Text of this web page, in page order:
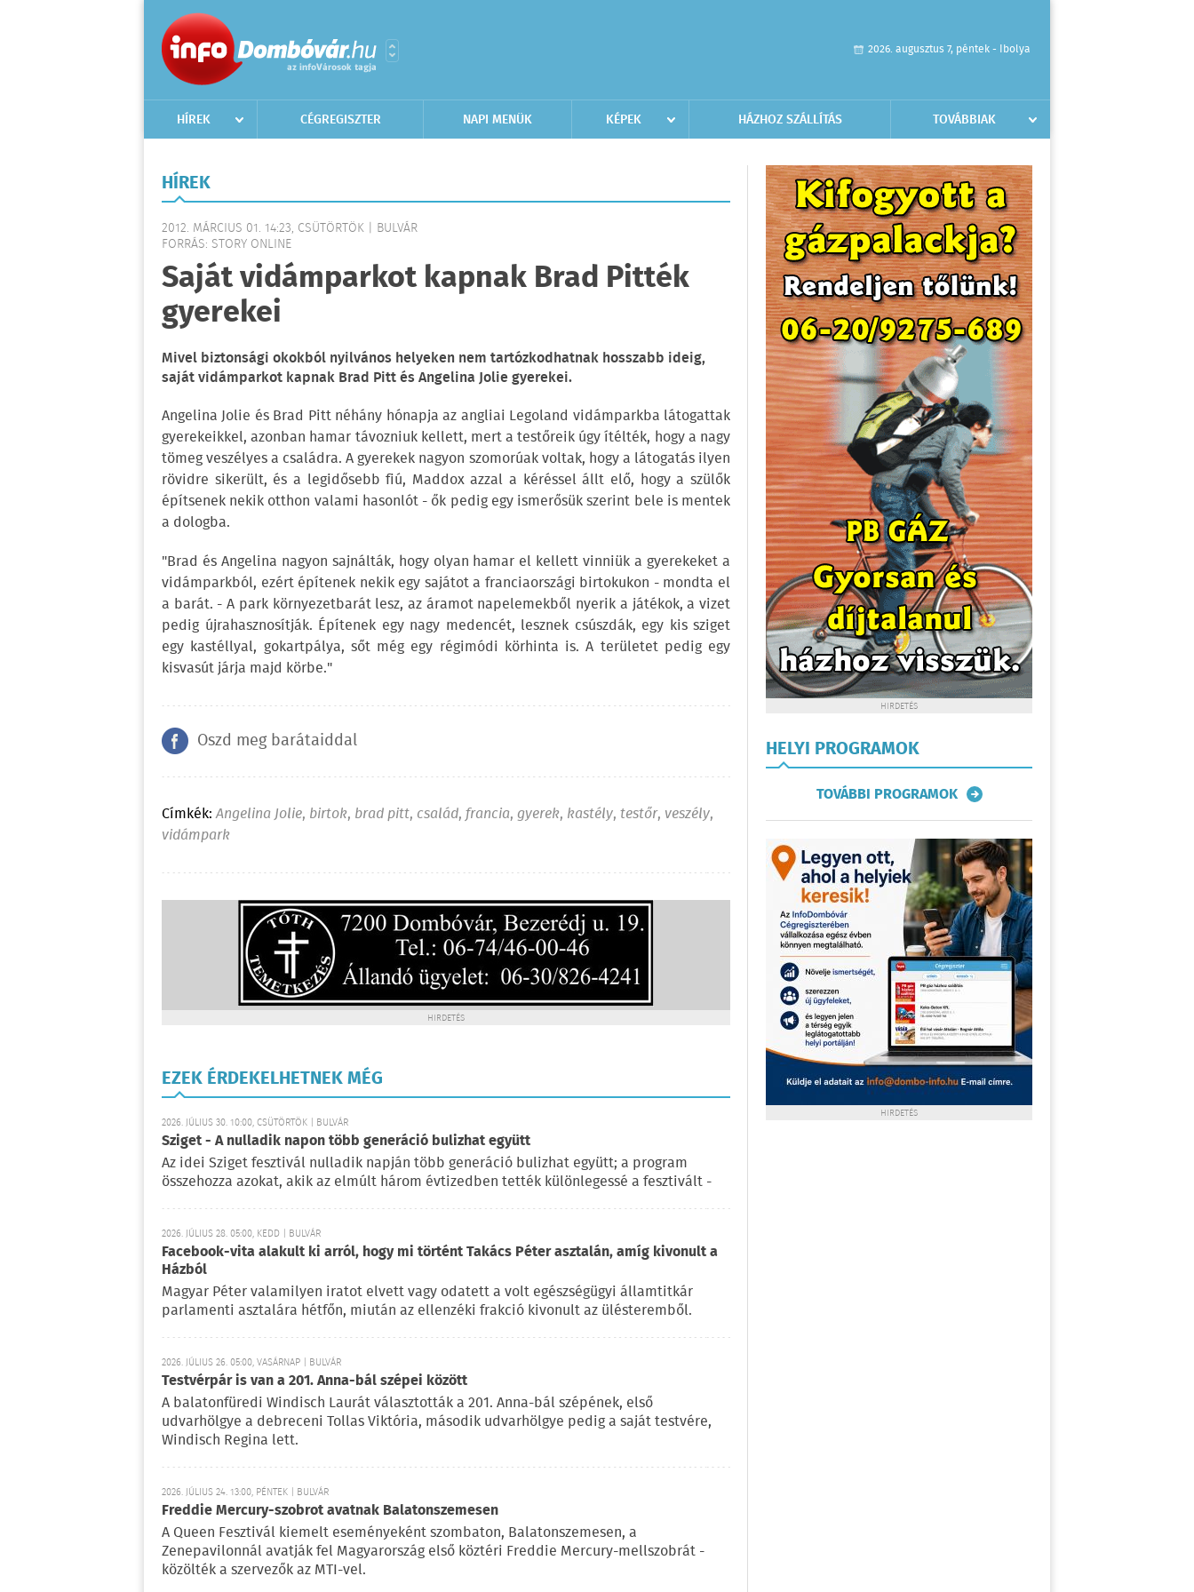
2026. augusztus 7, péntek - Ibolya
HÍREK CÉGREGISZTER NAPI MENÜK KÉPEK HÁZHOZ SZÁLLÍTÁS TOVÁBBIAK
HÍREK
2012. MÁRCIUS 01. 14:23, CSÜTÖRTÖK | BULVÁR
FORRÁS: STORY ONLINE
Saját vidámparkot kapnak Brad Pitték
gyerekei
Mivel biztonsági okokból nyilvános helyeken nem tartózkodhatnak hosszabb ideig,
saját vidámparkot kapnak Brad Pitt és Angelina Jolie gyerekei.
Angelina Jolie és Brad Pitt néhány hónapja az angliai Legoland vidámparkba látogattak
gyerekeikkel, azonban hamar távozniuk kellett, mert a testőreik úgy ítélték, hogy a nagy
tömeg veszélyes a családra. A gyerekek nagyon szomorúak voltak, hogy a látogatás ilyen
rövidre sikerült, és a legidősebb fiú, Maddox azzal a kéréssel állt elő, hogy a szülők
építsenek nekik otthon valami hasonlót - ők pedig egy ismerősük szerint bele is mentek
a dologba.
"Brad és Angelina nagyon sajnálták, hogy olyan hamar el kellett vinniük a gyerekeket a
vidámparkból, ezért építenek nekik egy sajátot a franciaországi birtokukon - mondta el
a barát. - A park környezetbarát lesz, az áramot napelemekből nyerik a játékok, a vizet
pedig újrahasznosítják. Építenek egy nagy medencét, lesznek csúszdák, egy kis sziget
egy kastéllyal, gokartpálya, sőt még egy régimódi körhinta is. A területet pedig egy
kisvasút járja majd körbe."
Oszd meg barátaiddal
Címkék: Angelina Jolie, birtok, brad pitt, család,francia, gyerek, kastély, testőr, veszély,
vidámpark
HIRDETÉS
EZEK ÉRDEKELHETNEK MÉG
2026. JÚLIUS 30. 10:00, CSÜTÖRTÖK | BULVÁR
Sziget - A nulladik napon több generáció bulizhat együtt
Az idei Sziget fesztivál nulladik napján több generáció bulizhat együtt; a program
összehozza azokat, akik az elmúlt három évtizedben tették különlegessé a fesztivált -
2026. JÚLIUS 28. 05:00, KEDD | BULVÁR
Facebook-vita alakult ki arról, hogy mi történt Takács Péter asztalán, amíg kivonult a
Házból
Magyar Péter valamilyen iratot elvett vagy odatett a volt egészségügyi államtitkár
parlamenti asztalára hétfőn, miután az ellenzéki frakció kivonult az ülésteremből.
2026. JÚLIUS 26. 05:00, VASÁRNAP | BULVÁR
Testvérpár is van a 201. Anna-bál szépei között
A balatonfüredi Windisch Laurát választották a 201. Anna-bál szépének, első
udvarhölgye a debreceni Tollas Viktória, második udvarhölgye pedig a saját testvére,
Windisch Regina lett.
2026. JÚLIUS 24. 13:00, PÉNTEK | BULVÁR
Freddie Mercury-szobrot avatnak Balatonszemesen
A Queen Fesztivál kiemelt eseményeként szombaton, Balatonszemesen, a
Zenepavilonnál avatják fel Magyarország első köztéri Freddie Mercury-mellszobrát -
közölték a szervezők az MTI-vel.
HIRDETÉS
HELYI PROGRAMOK
TOVÁBBI PROGRAMOK
HIRDETÉS